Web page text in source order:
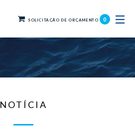
SOLICITAÇÃO DE ORÇAMENTO 0
NOTÍCIA